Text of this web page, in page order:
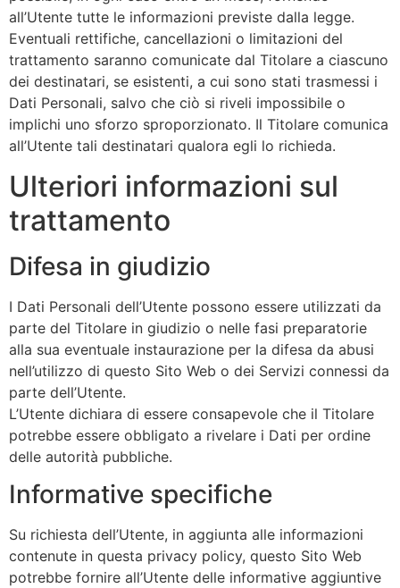
all’Utente tutte le informazioni previste dalla legge.
Eventuali rettifiche, cancellazioni o limitazioni del
trattamento saranno comunicate dal Titolare a ciascuno
dei destinatari, se esistenti, a cui sono stati trasmessi i
Dati Personali, salvo che ciò si riveli impossibile o
implichi uno sforzo sproporzionato. Il Titolare comunica
all’Utente tali destinatari qualora egli lo richieda.
Ulteriori informazioni sul
trattamento
Difesa in giudizio
I Dati Personali dell’Utente possono essere utilizzati da
parte del Titolare in giudizio o nelle fasi preparatorie
alla sua eventuale instaurazione per la difesa da abusi
nell’utilizzo di questo Sito Web o dei Servizi connessi da
parte dell’Utente.
L’Utente dichiara di essere consapevole che il Titolare
potrebbe essere obbligato a rivelare i Dati per ordine
delle autorità pubbliche.
Informative specifiche
Su richiesta dell’Utente, in aggiunta alle informazioni
contenute in questa privacy policy, questo Sito Web
potrebbe fornire all’Utente delle informative aggiuntive